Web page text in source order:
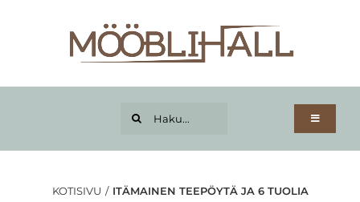
Toggle
KOTISIVU ITÄMAINEN TEEPÖYTÄ JA 6 TUOLIA